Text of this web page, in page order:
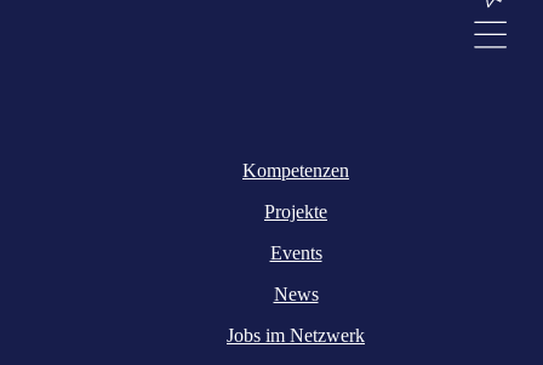
Kompetenzen
Projekte
Events
News
Jobs im Netzwerk